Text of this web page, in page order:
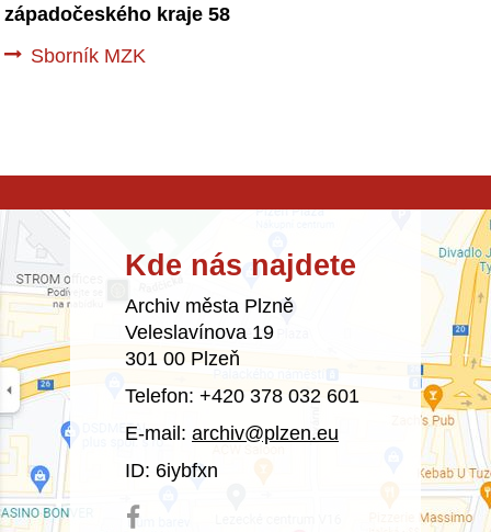
západočeského kraje 58
Sborník MZK
Kde nás najdete
Archiv města Plzně
Veleslavínova 19
301 00 Plzeň
Telefon: +420 378 032 601
E-mail: archiv@plzen.eu
ID: 6iybfxn